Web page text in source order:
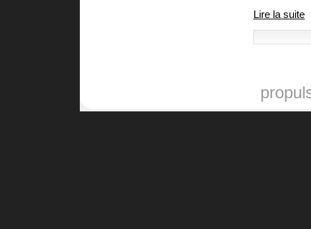
Lire la suite